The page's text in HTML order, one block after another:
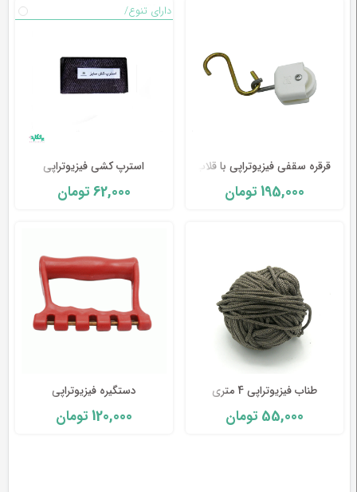
آموزشی
زیبایی
تجهیزات
پزشکی
درمانی
طب
سنتی
قرقره سقفی فیزیوتراپی با قلاب
195,000تومان
دارای تنوع/
استرپ کشی فیزیوتراپی
62,000تومان
طناب فیزیوتراپی 4 متری
55,000 تومان
دستگیره فیزیوتراپی
120,000تومان